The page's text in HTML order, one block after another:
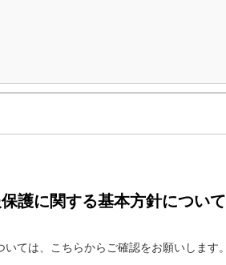
護に関する基本方針について
いては、こちらからご確認をお願いします。